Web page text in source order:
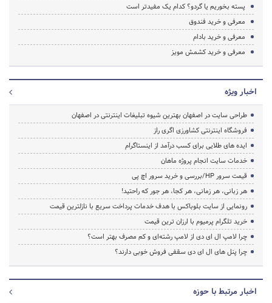
پسته بخوریم یا گردو؟ کدام یک مفیدتر است
معرفی و خرید فندوق
معرفی و خرید بادام
معرفی و خرید کشمش مویز
اخبار ویژه
طراحی سایت در اصفهان بهترین شیوه تبلیغات اینترنتی در اصفهان
فروشگاه اینترنتی کشاورزی اگری راز
ایده های طلایی برای کسب درآمد از اینستاگرام
خدمات سایت انجام پروژه ماهان
قیمت سرور HP/بررسی و خرید سرور اچ پی
هر زبانی، هر زمانی، هر کجا، هر جور که راحتید!
رونمایی از سایت بلوباکس با هدف خدمات پرداخت سریع با نازلترین قیمت
خرید تلگرام پرمیوم با ارزان ترین قیمت
چرا لامپ ال ای دی از لامپ رشته‌ای و کم مصرف بهتر است؟
چرا پنل های ال ای دی سقفی فروش خوبی دارند؟
اخبار مرتبط با حوزه